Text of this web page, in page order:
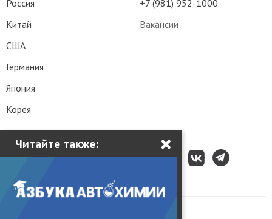
Читайте также: ×
+7 (981) 952-1000
Вакансии
Россия
Китай
США
Германия
Япония
Корея